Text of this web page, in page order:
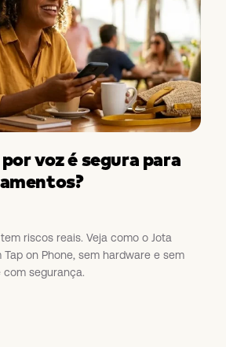
voz é segura para
riscos reais. Veja como o Jota
on Phone, sem hardware e sem
com segurança.